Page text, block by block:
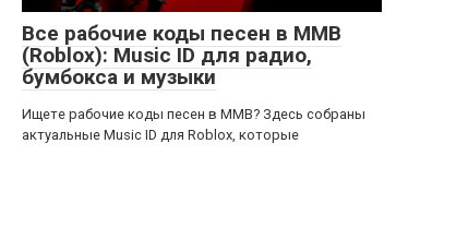
Все рабочие коды песен в ММВ
(Roblox): Music ID для радио,
бумбокса и музыки
Ищете рабочие коды песен в ММВ? Здесь собраны
актуальные Music ID для Roblox, которые